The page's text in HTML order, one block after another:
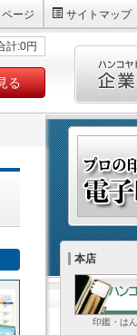
ージ サイトマップ
計:0円
る
本店
印鑑・は